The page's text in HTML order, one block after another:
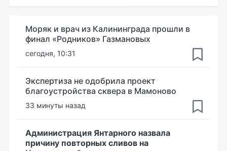
Моряк и врач из Калининграда прошли в
финал «Родников» Газмановых
сегодня, 10:31
Экспертиза не одобрила проект
благоустройства сквера в Мамоново
33 минуты назад
Администрация Янтарного назвала
причину повторных сливов на